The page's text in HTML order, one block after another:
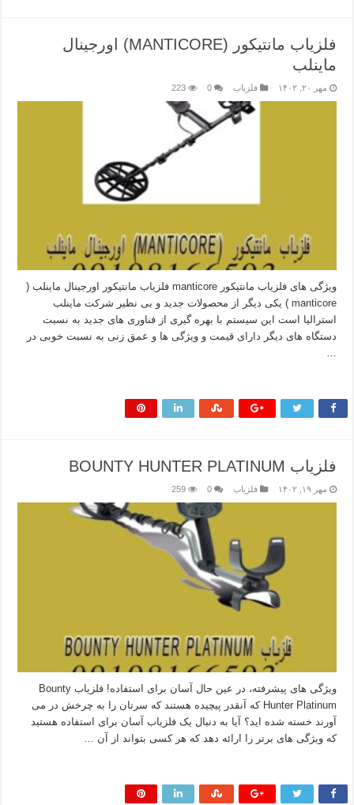
فلزیاب مانتیکور (MANTICORE) اورجینال
ماینلب
مهر ۲۰, ۱۴۰۲ فلزیاب 0
223
ویژگی های فلزیاب مانتیکور manticore فلزیاب مانتیکور اورجینال ماینلب (
manticore ) یکی دیگر از محصولات جدید و بی نظیر شرکت ماینلب
استرالیا است این سیستم با بهره گیری از فناوری های جدید به نسبت
دستگاه های دیگر دارای قیمت و ویژگی ها و عمق زنی به نسبت خوبی در
…
فلزیاب BOUNTY HUNTER PLATINUM
مهر ۱۹, ۱۴۰۲ فلزیاب 0
259
ویژگی های پیشرفته، در عین حال آسان برای استفاده! فلزیاب Bounty
Hunter Platinum که آنقدر پیچیده هستند که سرتان را به چرخش در می
آورند خسته شده اید؟ آیا به دنبال یک فلزیاب آسان برای استفاده هستید
که ویژگی های برتر را ارائه دهد که هر کسی بتواند از آن …